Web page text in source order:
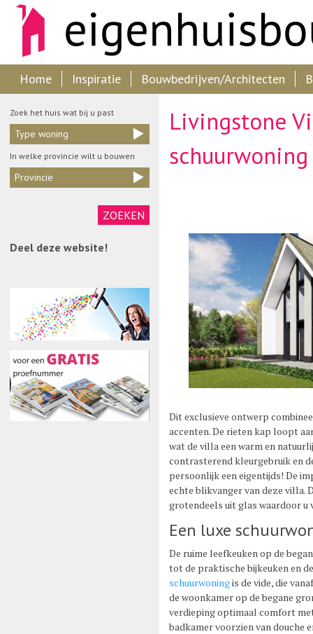
Home Inspiratie Bouwbedrijven/Architecten
Zoek het huis wat bij u past
Type woning
In welke provincie wilt u bouwen
Provincie
Deel deze website!
Livingstone
schuurwoning
Dit exclusieve ontwerp
accenten. De rieten kap loopt
wat de villa een warm en
contrasterend kleurgebruik en
persoonlijk een eigentijds! De
echte blikvanger van deze villa.
grotendeels uit glas waardoor
Een luxe
De ruime leefkeuken op de
tot de praktische bijkeuken en
schuurwoningis de vide, die
de woonkamer op de begane
verdieping optimaal comfort
badkamer voorzien van douche